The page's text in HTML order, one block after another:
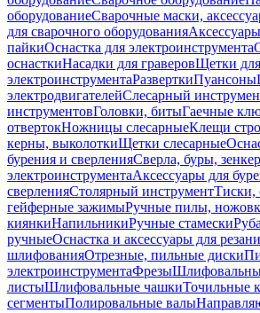
оборудованиеСварочные маски,
для сварочного оборудования
пайкиОснастка для электроинструмента
оснасткиНасадки для граверовЩетки для
электроинструментаРазверткиПуансоны
электродвигателейСлесарный
инструментовГоловки, битыГаечные
отвертокНожницы слесарныеКлещи
керны, выколоткиЩетки слесарные
бурения и сверленияСверла, буры,
электроинструментаАксессуары для
сверленияСтолярный инструментТиски,
гейферные зажимыРучные пилы,
киянкиНапильникиРучные стамески
ручныеОснастка и аксессуары для
шлифованияОтрезные, пильные диски
электроинструментаФрезы
листыШлифовальные чашкиТочильные
сегментыПолировальные валы